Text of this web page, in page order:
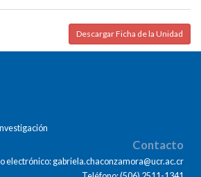
Descargar Ficha de la Unidad
Contacto
electrónico: gabriela.chaconzamora@ucr.ac.cr